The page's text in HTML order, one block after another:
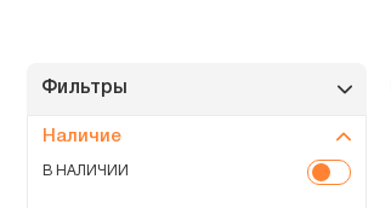
Фильтры
Наличие
В НАЛИЧИИ